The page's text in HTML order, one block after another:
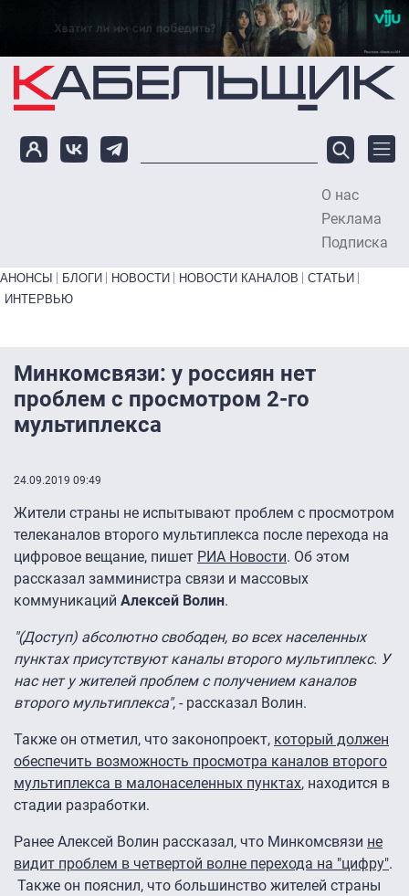
Перейти к основному содержанию
О нас
Реклама
Подписка
Primary links bottom
АНОНСЫ БЛОГИ НОВОСТИ НОВОСТИ КАНАЛОВ
СТАТЬИ
ИНТЕРВЬЮ
Минкомсвязи: у россиян нет
проблем с просмотром 2-го
мультиплекса
24.09.2019 09:49
Жители страны не испытывают проблем с просмотром
телеканалов второго мультиплекса после перехода на
цифровое вещание, пишет РИА Новости. Об этом
рассказал замминистра связи и массовых
коммуникаций Алексей Волин.
"(Доступ) абсолютно свободен, во всех населенных
пунктах присутствуют каналы второго мультиплекс. У
нас нет у жителей проблем с получением каналов
второго мультиплекса", - рассказал Волин.
Также он отметил, что законопроект, который должен
обеспечить возможность просмотра каналов второго
мультиплекса в малонаселенных пунктах, находится в
стадии разработки.
Ранее Алексей Волин рассказал, что Минкомсвязи не
видит проблем в четвертой волне перехода на "цифру".
Также он пояснил, что большинство жителей страны